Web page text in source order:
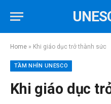
Home » Khi giáo dục trở thành sức
TẦM NHÌN UNESCO
Khi giáo dục